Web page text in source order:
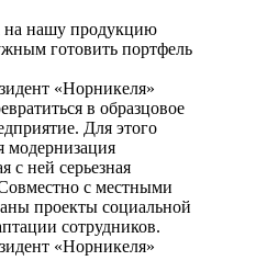
на нашу продукцию
готовить портфель
«Норникеля»
в образцовое
Для этого
модернизация
с ней серьезная
с местными
проекты социальной
сотрудников.
«Норникеля»